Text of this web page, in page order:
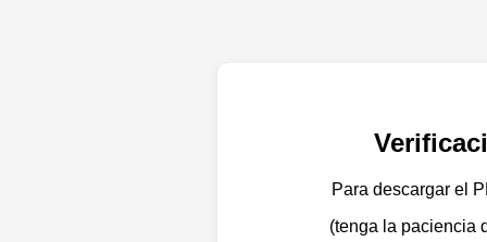
Para descargar el
(tenga la paciencia